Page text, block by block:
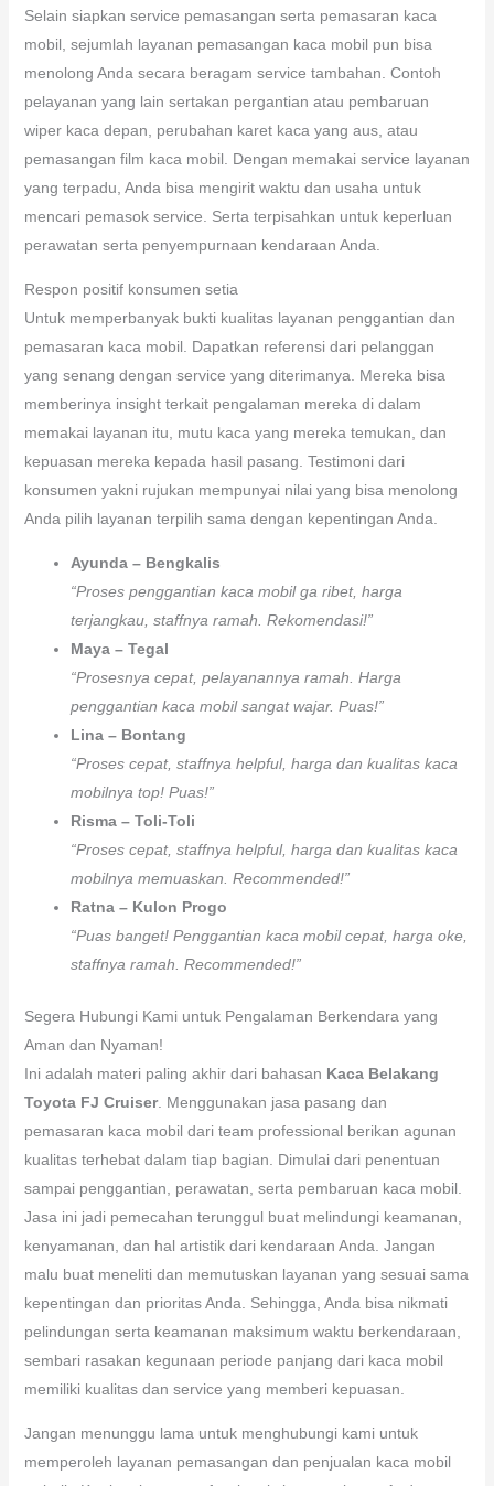
Selain siapkan service pemasangan serta pemasaran kaca
mobil, sejumlah layanan pemasangan kaca mobil pun bisa
menolong Anda secara beragam service tambahan. Contoh
pelayanan yang lain sertakan pergantian atau pembaruan
wiper kaca depan, perubahan karet kaca yang aus, atau
pemasangan film kaca mobil. Dengan memakai service layanan
yang terpadu, Anda bisa mengirit waktu dan usaha untuk
mencari pemasok service. Serta terpisahkan untuk keperluan
perawatan serta penyempurnaan kendaraan Anda.
Respon positif konsumen setia
Untuk memperbanyak bukti kualitas layanan penggantian dan
pemasaran kaca mobil. Dapatkan referensi dari pelanggan
yang senang dengan service yang diterimanya. Mereka bisa
memberinya insight terkait pengalaman mereka di dalam
memakai layanan itu, mutu kaca yang mereka temukan, dan
kepuasan mereka kepada hasil pasang. Testimoni dari
konsumen yakni rujukan mempunyai nilai yang bisa menolong
Anda pilih layanan terpilih sama dengan kepentingan Anda.
Ayunda – Bengkalis
“Proses penggantian kaca mobil ga ribet, harga
terjangkau, staffnya ramah. Rekomendasi!”
Maya – Tegal
“Prosesnya cepat, pelayanannya ramah. Harga
penggantian kaca mobil sangat wajar. Puas!”
Lina – Bontang
“Proses cepat, staffnya helpful, harga dan kualitas kaca
mobilnya top! Puas!”
Risma – Toli-Toli
“Proses cepat, staffnya helpful, harga dan kualitas kaca
mobilnya memuaskan. Recommended!”
Ratna – Kulon Progo
“Puas banget! Penggantian kaca mobil cepat, harga oke,
staffnya ramah. Recommended!”
Segera Hubungi Kami untuk Pengalaman Berkendara yang
Aman dan Nyaman!
Ini adalah materi paling akhir dari bahasan Kaca Belakang
Toyota FJ Cruiser. Menggunakan jasa pasang dan
pemasaran kaca mobil dari team professional berikan agunan
kualitas terhebat dalam tiap bagian. Dimulai dari penentuan
sampai penggantian, perawatan, serta pembaruan kaca mobil.
Jasa ini jadi pemecahan terunggul buat melindungi keamanan,
kenyamanan, dan hal artistik dari kendaraan Anda. Jangan
malu buat meneliti dan memutuskan layanan yang sesuai sama
kepentingan dan prioritas Anda. Sehingga, Anda bisa nikmati
pelindungan serta keamanan maksimum waktu berkendaraan,
sembari rasakan kegunaan periode panjang dari kaca mobil
memiliki kualitas dan service yang memberi kepuasan.
Jangan menunggu lama untuk menghubungi kami untuk
memperoleh layanan pemasangan dan penjualan kaca mobil